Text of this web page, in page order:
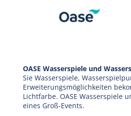
OASE Wasserspiele und
Sie Wasserspiele,
Erweiterungsmöglichkeiten
Lichtfarbe. OASE Wasserspiele
eines Groß-Events.